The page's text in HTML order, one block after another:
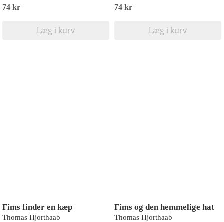
74 kr
Læg i kurv
74 kr
Læg i kurv
Fims finder en kæp
Thomas Hjorthaab
Fims og den hemmelige hat
Thomas Hjorthaab